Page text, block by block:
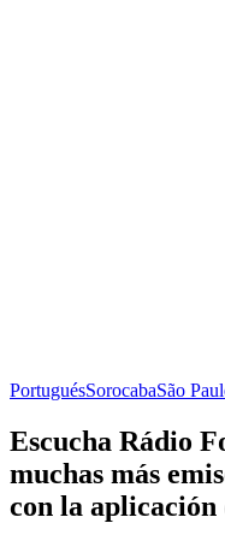
PortuguésSorocabaSão
Escucha Rádio
muchas más
con la